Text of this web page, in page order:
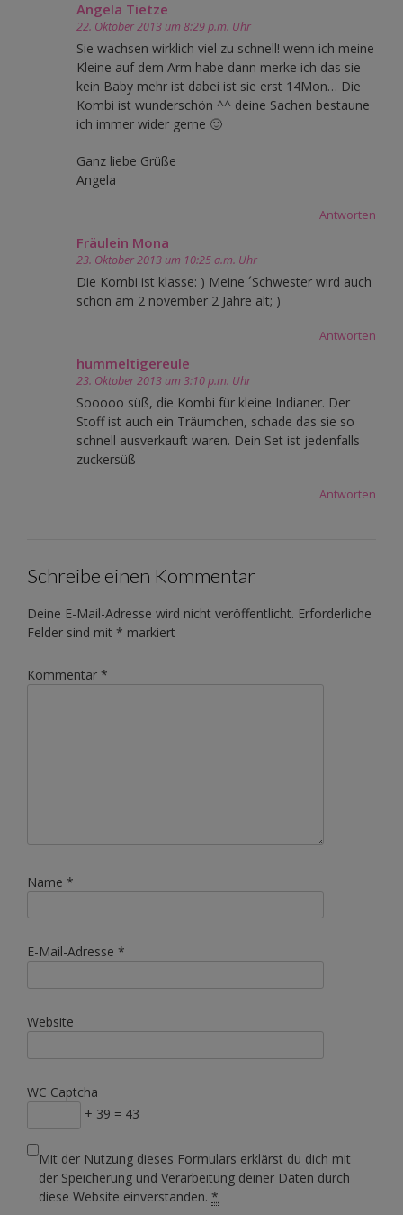
Angela Tietze
22. Oktober 2013 um 8:29 p.m. Uhr
Sie wachsen wirklich viel zu schnell! wenn ich meine
Kleine auf dem Arm habe dann merke ich das sie
kein Baby mehr ist dabei ist sie erst 14Mon… Die
Kombi ist wunderschön ^^ deine Sachen bestaune
ich immer wider gerne 🙂
Ganz liebe Grüße
Angela
Antworten
Fräulein Mona
23. Oktober 2013 um 10:25 a.m. Uhr
Die Kombi ist klasse: ) Meine ´Schwester wird auch
schon am 2 november 2 Jahre alt; )
Antworten
hummeltigereule
23. Oktober 2013 um 3:10 p.m. Uhr
Sooooo süß, die Kombi für kleine Indianer. Der
Stoff ist auch ein Träumchen, schade das sie so
schnell ausverkauft waren. Dein Set ist jedenfalls
zuckersüß
Antworten
Schreibe einen Kommentar
Deine E-Mail-Adresse wird nicht veröffentlicht. Erforderliche
Felder sind mit * markiert
Kommentar *
Name *
E-Mail-Adresse *
Website
WC Captcha
+ 39 = 43
Mit der Nutzung dieses Formulars erklärst du dich mit
der Speicherung und Verarbeitung deiner Daten durch
diese Website einverstanden. *